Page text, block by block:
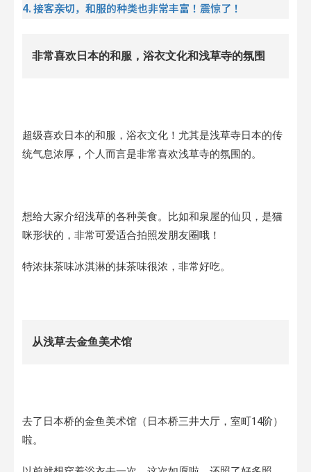
4. 接客亲切，和服的种类也非常丰富！震惊了！
非常喜欢日本的和服，浴衣文化和浅草寺的氛围
超级喜欢日本的和服，浴衣文化！尤其是浅草寺日本的传
统气息浓厚，个人而言是非常喜欢浅草寺的氛围的。
想给大家介绍浅草的各种美食。比如和泉屋的仙贝，是猫
咪形状的，非常可爱适合拍照发朋友圈哦！
特浓抹茶味冰淇淋的抹茶味很浓，非常好吃。
从浅草去金鱼美术馆
去了日本桥的金鱼美术馆（日本桥三井大厅，室町14阶）
啦。